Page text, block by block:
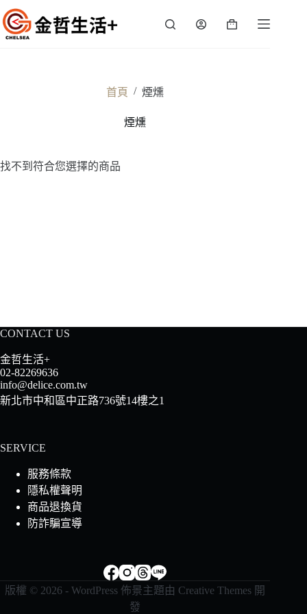
跳
至
主
購
首頁 / 煙燻
煙燻
找不到符合您選擇的商品
CONTACT US
金哲生活+
02-82269636
info@delice.com.tw
新北市中和區中正路736號14樓之1
SERVICE
服務條款
隱私權聲明
商品退換貨
防詐騙宣導
版權 © 2026 - WordPress 佈景主題由 Creative Themes 開
發